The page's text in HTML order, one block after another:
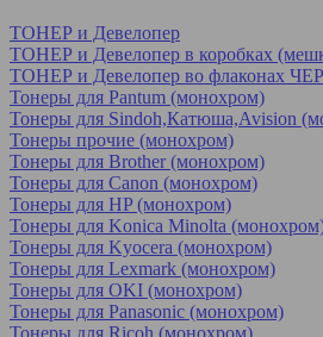
ТОНЕР и Девелопер
ТОНЕР и Девелопер в коробках
ТОНЕР и Девелопер во флаконах
Тонеры для Pantum (монохром)
Тонеры для Sindoh,Катюша,Avision
Тонеры прочие (монохром)
Тонеры для Brother (монохром)
Тонеры для Canon (монохром)
Тонеры для HP (монохром)
Тонеры для Konica Minolta
Тонеры для Kyocera (монохром)
Тонеры для Lexmark (монохром)
Тонеры для OKI (монохром)
Тонеры для Panasonic (монохром)
Тонеры для Ricoh (монохром)